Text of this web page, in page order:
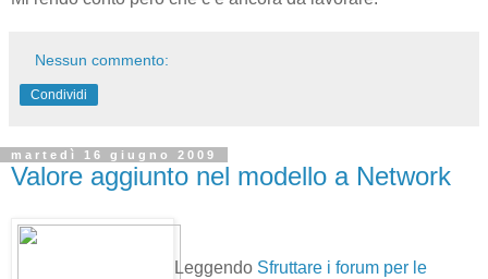
Nessun commento:
Condividi
martedì 16 giugno 2009
Valore aggiunto nel modello a Network
Leggendo Sfruttare i forum per le